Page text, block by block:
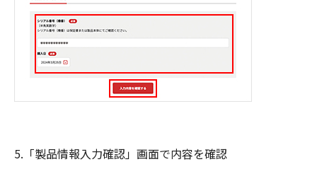
5.「製品情報入力確認」画面で内容を確認